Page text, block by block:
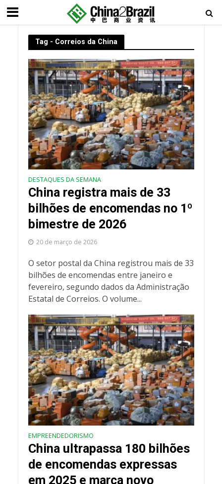
Tag - Correios da China
DESTAQUES DA SEMANA
China registra mais de 33
bilhões de encomendas no 1º
bimestre de 2026
20 de março de 2026
O setor postal da China registrou mais de 33
bilhões de encomendas entre janeiro e
fevereiro, segundo dados da Administração
Estatal de Correios. O volume...
EMPREENDEDORISMO
China ultrapassa 180 bilhões
de encomendas expressas
em 2025 e marca novo